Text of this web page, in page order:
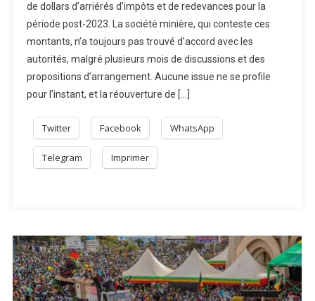
de dollars d’arriérés d’impôts et de redevances pour la
période post-2023. La société minière, qui conteste ces
montants, n’a toujours pas trouvé d’accord avec les
autorités, malgré plusieurs mois de discussions et des
propositions d’arrangement. Aucune issue ne se profile
pour l’instant, et la réouverture de […]
Twitter Facebook WhatsApp
Telegram Imprimer